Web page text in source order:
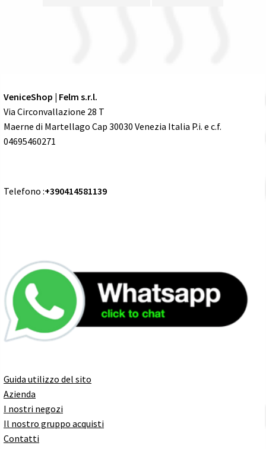
VeniceShop | Felm s.r.l.
Via Circonvallazione 28 T
Maerne di Martellago Cap 30030 Venezia Italia P.i. e c.f.
04695460271
Telefono :+390414581139
Guida utilizzo del sito
Azienda
I nostri negozi
Il nostro gruppo acquisti
Contatti